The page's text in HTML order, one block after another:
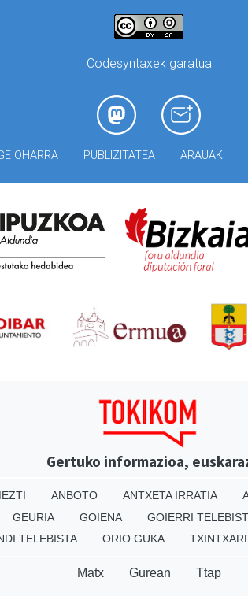
Codesyntaxek garatua
OHARRA PUBLIZITATEA ARAUAK
Gertuko informazioa,
ANBOTO ANTXETA IRRATIA
GEURIA GOIENA GOIERRI
TELEBISTA ORIO GUKA
Matx Gurean Ttap